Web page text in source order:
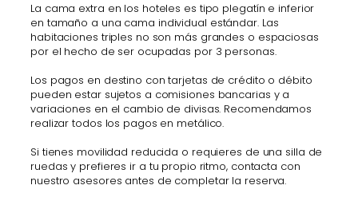
La cama extra en los hoteles es tipo plegatín e inferior
en tamaño a una cama individual estándar. Las
habitaciones triples no son más grandes o espaciosas
por el hecho de ser ocupadas por 3 personas.
Los pagos en destino con tarjetas de crédito o débito
pueden estar sujetos a comisiones bancarias y a
variaciones en el cambio de divisas. Recomendamos
realizar todos los pagos en metálico.
Si tienes movilidad reducida o requieres de una silla de
ruedas y prefieres ir a tu propio ritmo, contacta con
nuestro asesores antes de completar la reserva.